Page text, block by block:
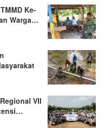
Ke-
Warga…
VII